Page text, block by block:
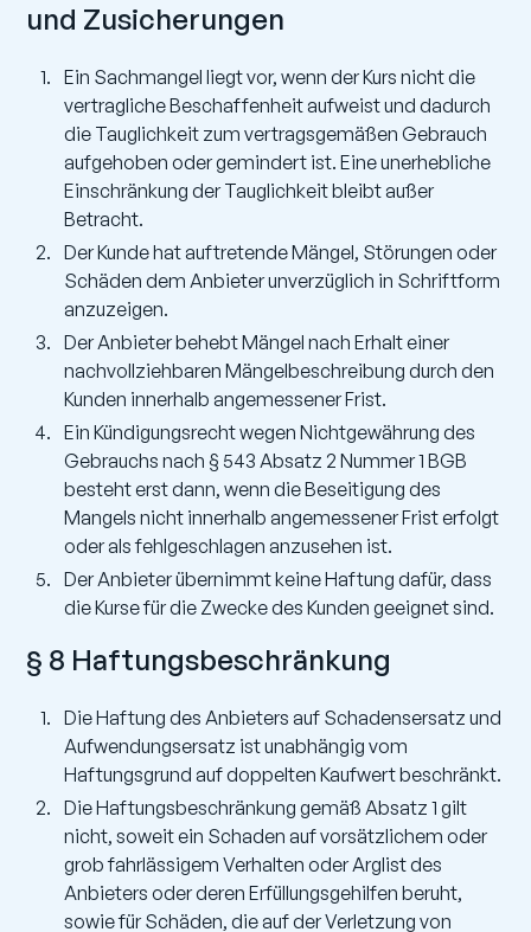
und Zusicherungen
Ein Sachmangel liegt vor, wenn der Kurs nicht die
vertragliche Beschaffenheit aufweist und dadurch
die Tauglichkeit zum vertragsgemäßen Gebrauch
aufgehoben oder gemindert ist. Eine unerhebliche
Einschränkung der Tauglichkeit bleibt außer
Betracht.
Der Kunde hat auftretende Mängel, Störungen oder
Schäden dem Anbieter unverzüglich in Schriftform
anzuzeigen.
Der Anbieter behebt Mängel nach Erhalt einer
nachvollziehbaren Mängelbeschreibung durch den
Kunden innerhalb angemessener Frist.
Ein Kündigungsrecht wegen Nichtgewährung des
Gebrauchs nach § 543 Absatz 2 Nummer 1 BGB
besteht erst dann, wenn die Beseitigung des
Mangels nicht innerhalb angemessener Frist erfolgt
oder als fehlgeschlagen anzusehen ist.
Der Anbieter übernimmt keine Haftung dafür, dass
die Kurse für die Zwecke des Kunden geeignet sind.
§ 8 Haftungsbeschränkung
Die Haftung des Anbieters auf Schadensersatz und
Aufwendungsersatz ist unabhängig vom
Haftungsgrund auf doppelten Kaufwert beschränkt.
Die Haftungsbeschränkung gemäß Absatz 1 gilt
nicht, soweit ein Schaden auf vorsätzlichem oder
grob fahrlässigem Verhalten oder Arglist des
Anbieters oder deren Erfüllungsgehilfen beruht,
sowie für Schäden, die auf der Verletzung von